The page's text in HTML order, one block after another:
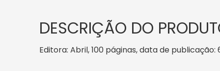
DESCRIÇÃO DO
Editora: Abril, 100 páginas, data de